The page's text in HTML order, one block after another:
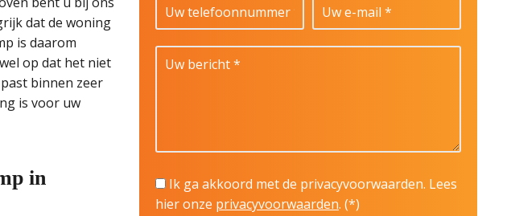
dat de woning
is daarom
op dat het niet
binnen zeer
is voor uw
in
Ik ga akkoord met de privacyvoorwaarden. Lees
hier onze privacyvoorwaarden. (*)